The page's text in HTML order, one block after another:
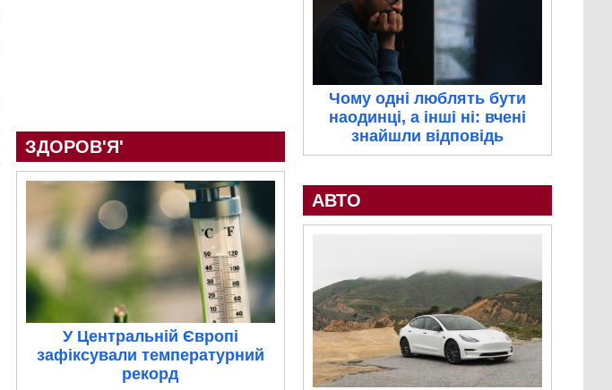
ЗДОРОВ'Я'
У Центральній Європі
зафіксували температурний
рекорд
Чому одні люблять бути
наодинці, а інші ні: вчені
знайшли відповідь
АВТО